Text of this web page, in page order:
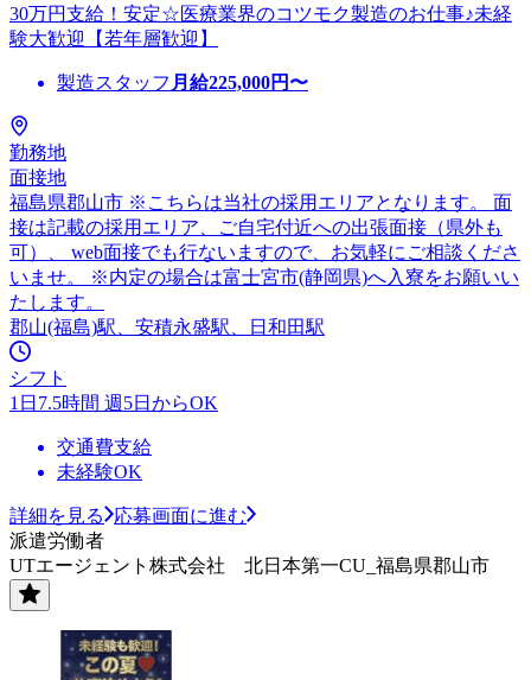
30万円支給！安定☆医療業界のコツモク製造のお仕事♪未経
験大歓迎【若年層歓迎】
製造スタッフ 月給225,000円〜
勤務地
面接地
福島県郡山市 ※こちらは当社の採用エリアとなります。 面
接は記載の採用エリア、ご自宅付近への出張面接（県外も
可）、 web面接でも行ないますので、お気軽にご相談くださ
いませ。 ※内定の場合は富士宮市(静岡県)へ入寮をお願いい
たします。
郡山(福島)駅、安積永盛駅、日和田駅
シフト
1日7.5時間 週5日からOK
交通費支給
未経験OK
詳細を見る
応募画面に進む
派遣労働者
UTエージェント株式会社 北日本第一CU_福島県郡山市